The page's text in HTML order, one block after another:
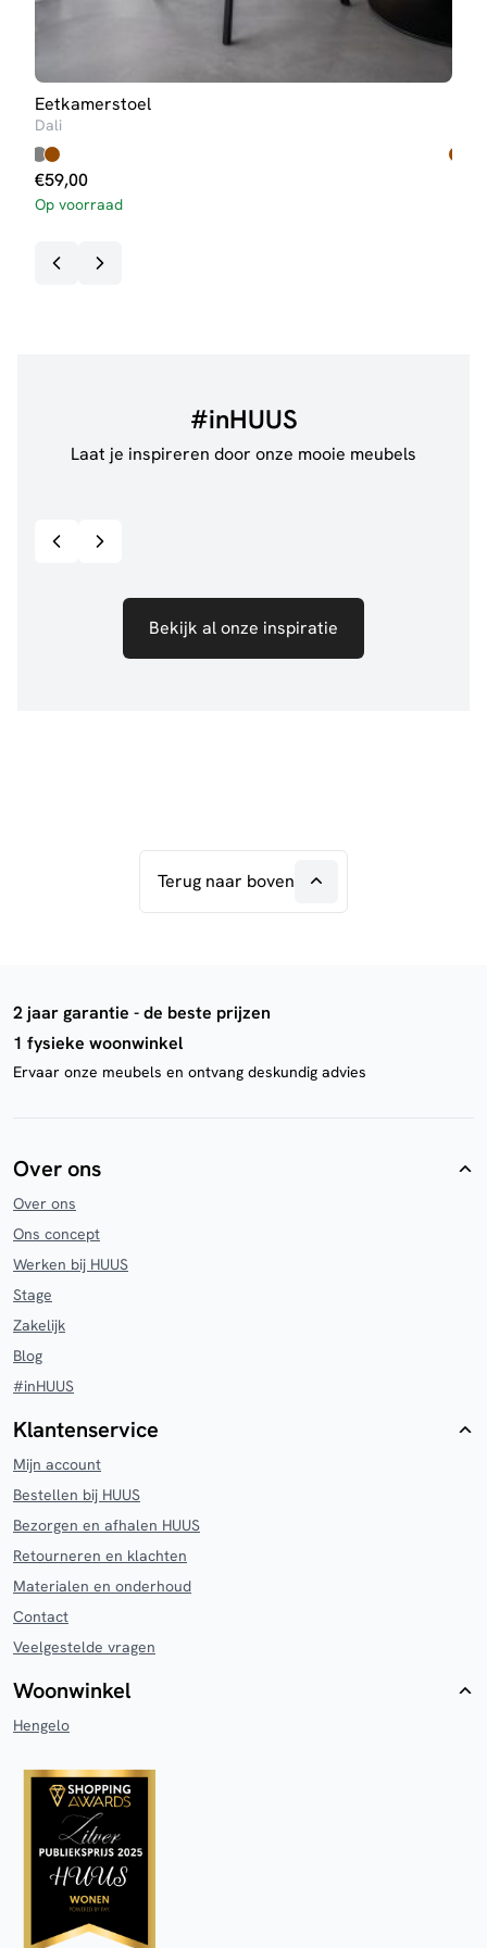
Eetkamerstoel
Dali
€59,00
Op voorraad
#inHUUS
Laat je inspireren door onze mooie meubels
Bekijk al onze inspiratie
Terug naar boven
2 jaar garantie - de beste prijzen
1 fysieke woonwinkel
Ervaar onze meubels en ontvang deskundig advies
Over ons
Over ons
Ons concept
Werken bij HUUS
Stage
Zakelijk
Blog
#inHUUS
Klantenservice
Mijn account
Bestellen bij HUUS
Bezorgen en afhalen HUUS
Retourneren en klachten
Materialen en onderhoud
Contact
Veelgestelde vragen
Woonwinkel
Hengelo